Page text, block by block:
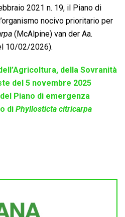
2021 n. 19, il Piano di
nocivo prioritario per
(McAlpine) van der Aa.
10/02/2026).
della Sovranità
del 5 novembre 2025
Piano di emergenza
di Phyllosticta citricarpa